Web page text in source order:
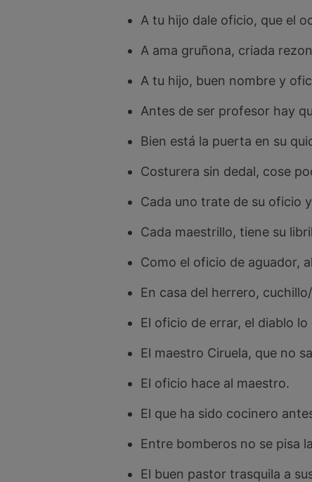
A tu hijo dale oficio, que el
A ama gruñona, criada
A tu hijo, buen nombre y
Antes de ser profesor hay
Bien está la puerta en su
Costurera sin dedal, cose
Cada uno trate de su oficio
Cada maestrillo, tiene su
Como el oficio de aguador,
En casa del herrero,
El oficio de errar, el diablo lo
El maestro Ciruela, que no
El oficio hace al maestro.
El que ha sido cocinero
Entre bomberos no se pisa
El buen pastor trasquila a